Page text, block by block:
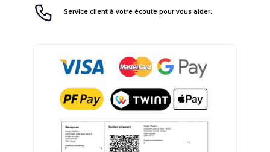
Service client à votre écoute pour vous aider.